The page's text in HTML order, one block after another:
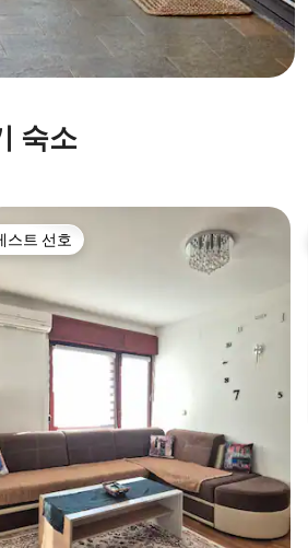
숙소
만점), 후기 7개
스트 선호
스트 선호